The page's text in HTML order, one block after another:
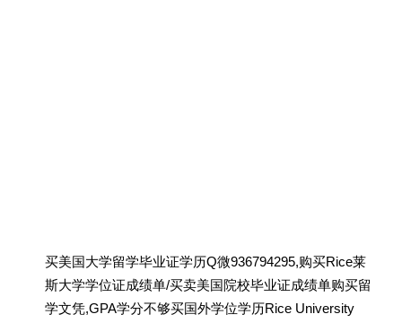
买美国大学留学毕业证学历Q微936794295,购买Rice莱
斯大学学位证成绩单/买卖美国院校毕业证成绩单购买留
学文凭,GPA学分不够买国外学位学历Rice University